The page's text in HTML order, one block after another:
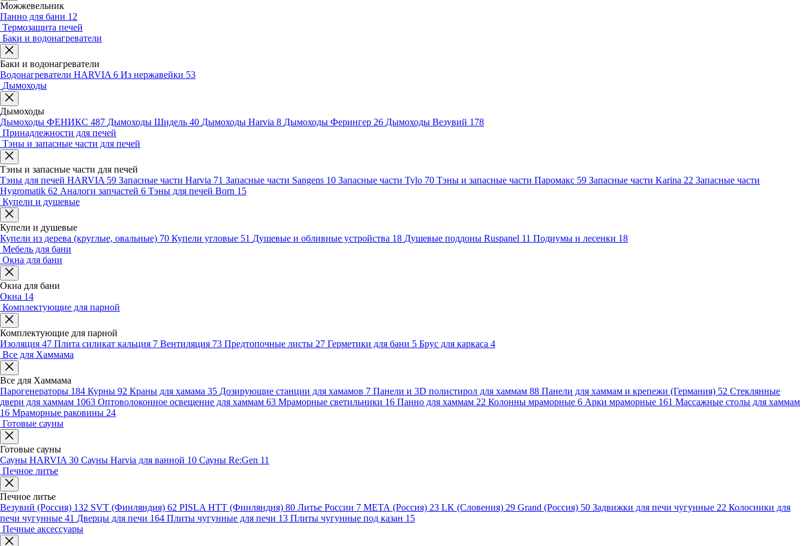
Можжевельник
Панно для бани 12
Термозащита печей
Баки и водонагреватели
Баки и водонагреватели
Водонагреватели HARVIA 6 Из нержавейки 53
Дымоходы
Дымоходы
Дымоходы ФЕНИКС 487 Дымоходы Шидель 40 Дымоходы Harvia 8 Дымоходы Ферингер 26 Дымоходы Везувий 178
Принадлежности для печей
Тэны и запасные части для печей
Тэны и запасные части для печей
Тэны для печей HARVIA 59 Запасные части Harvia 71 Запасные части Sangens 10 Запасные части Tylo 70 Тэны и запасные части Паромакс 59 Запасные части Karina 22 Запасные части
Hygromatik 62 Аналоги запчастей 6 Тэны для печей Born 15
Купели и душевые
Купели и душевые
Купели из дерева (круглые, овальные) 70 Купели угловые 51 Душевые и обливные устройства 18 Душевые поддоны Ruspanel 11 Подиумы и лесенки 18
Мебель для бани
Окна для бани
Окна для бани
Окна 14
Комплектующие для парной
Комплектующие для парной
Изоляция 47 Плита силикат кальция 7 Вентиляция 73 Предтопочные листы 27 Герметики для бани 5 Брус для каркаса 4
Все для Хаммама
Все для Хаммама
Парогенераторы 184 Курны 92 Краны для хамама 35 Дозирующие станции для хамамов 7 Панели и 3D полистирол для хаммам 88 Панели для хаммам и крепежи (Германия) 52 Стеклянные
двери для хаммам 1063 Оптоволоконное освещение для хаммам 63 Мраморные светильники 16 Панно для хаммам 22 Колонны мраморные 6 Арки мраморные 161 Массажные столы для хаммам
16 Мраморные раковины 24
Готовые сауны
Готовые сауны
Сауны HARVIA 30 Сауны Harvia для ванной 10 Сауны Re:Gen 11
Печное литье
Печное литье
Везувий (Россия) 132 SVT (Финляндия) 62 PISLA HTT (Финляндия) 80 Литье России 7 МЕТА (Россия) 23 LK (Словения) 29 Grand (Россия) 50 Задвижки для печи чугунные 22 Колосники для
печи чугунные 41 Дверцы для печи 164 Плиты чугунные для печи 13 Плиты чугунные под казан 15
Печные аксессуары